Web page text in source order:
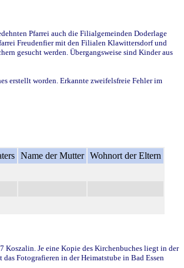
Pfarrei auch die Filialgemeinden Doderlage
Freudenfier mit den Filialen Klawittersdorf und
gesucht werden. Übergangsweise sind Kinder aus
erstellt worden. Erkannte zweifelsfreie Fehler im
Name der Mutter Wohnort der Eltern
Je eine Kopie des Kirchenbuches liegt in der
Fotografieren in der Heimatstube in Bad Essen